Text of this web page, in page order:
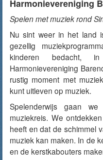
Harmonievereniging
Spelen met muziek rond
Nu sint weer in het land
gezellig
kinderen bedacht,
Harmonievereniging
rustig moment met
kunt uitleven op muziek.
Spelenderwijs gaan
muziekreis. We
heeft en dat de schimmel
muziek kan maken. In de
en de kerstkabouters